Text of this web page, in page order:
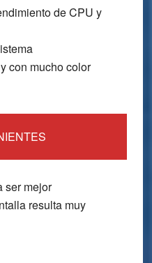
de CPU y
con mucho color
ser mejor
resulta muy